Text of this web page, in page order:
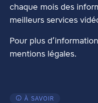
chaque mois des
meilleurs services
Pour plus
mentions légales.
À SAVOIR